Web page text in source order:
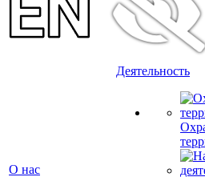
О нас
Деятельность